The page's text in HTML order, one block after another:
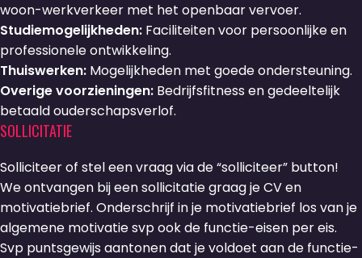
woon-werkverkeer met het openbaar vervoer.
Studiemogelijkheden: Faciliteiten voor persoonlijke en
professionele ontwikkeling.
Thuiswerken: Mogelijkheden met goede ondersteuning.
Overige voorzieningen: Bedrijfsfitness en gedeeltelijk
betaald ouderschapsverlof.
SOLLICITATIE
Solliciteer of stel een vraag via de “solliciteer” button!
We ontvangen bij een sollicitatie graag je CV en
motivatiebrief. Onderschrijf in je motivatiebrief los van je
algemene motivatie svp ook de functie-eisen per eis.
Svp puntsgewijs aantonen dat je voldoet aan de functie-